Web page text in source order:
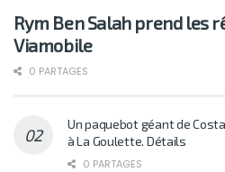
Rym Ben Salah prend les
Viamobile
0 PARTAGES
Un paquebot géant de
à La Goulette. Détails
0 PARTAGES